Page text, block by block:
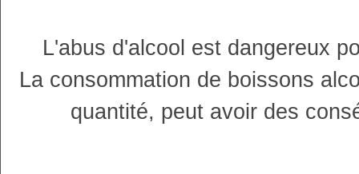
L'abus d'alcool est dangereux
La consommation de boissons
quantité, peut avoir des